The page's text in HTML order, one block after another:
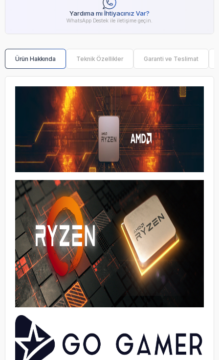
Yardıma mı İhtiyacınız Var?
WhatsApp Destek ile iletişime geçin.
Ürün Hakkında Teknik Özellikler Garanti ve Teslimat